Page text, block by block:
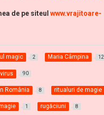
de pe siteul www.vrajitoare-
magic 2 Maria Câmpina 12
90
România 8 ritualuri de magie
1 rugăciuni 8